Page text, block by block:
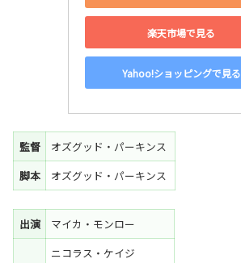
楽天市場で見る
Yahoo!ショッピングで見る
監督
オズグッド・パーキンス
脚本
オズグッド・パーキンス
出演
マイカ・モンロー
ニコラス・ケイジ